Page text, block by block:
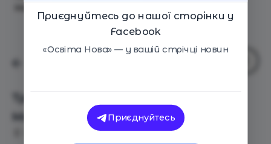
Тренинг для подростков:
Манипуляции
26 Липня 2018 2618
Приєднуйтесь до нашої сторінки у
Facebook
«Освіта Нова» — у вашій стрічці новин
Приєднуйтесь